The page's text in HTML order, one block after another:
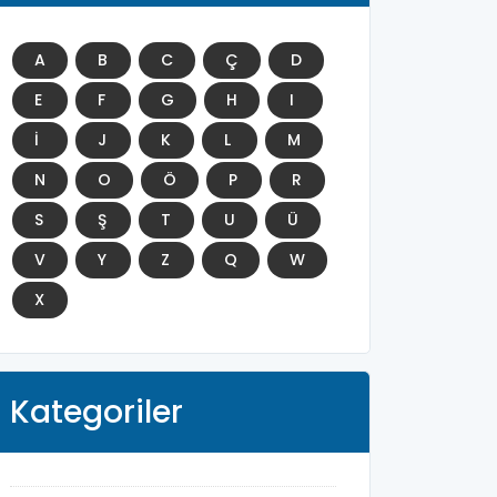
A B C Ç
D
E
F G H
I
İ
J K L
M
N
O Ö P
R
S
Ş T U
Ü
V
Y Z Q
W
X
Kategoriler